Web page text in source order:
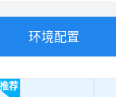
环境配置
推荐